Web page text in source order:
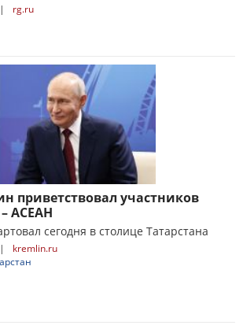
|
rg.ru
приветствовал участников
АСЕАН
сегодня в столице Татарстана
|
kremlin.ru